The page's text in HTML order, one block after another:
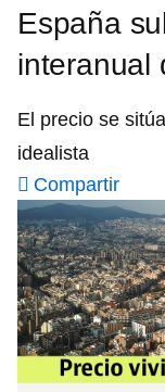
España
interanual
El precio se
idealista
Compartir